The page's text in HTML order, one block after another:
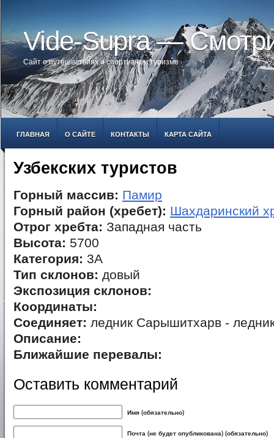
Vide-Supra —
Сайт о путешествиях и спортивном туризме
ГЛАВНАЯ О САЙТЕ КОНТАКТЫ КАРТА САЙТА
Узбекских туристов
Горный массив: Памир
Горный район (хребет): Шахдаринский
Отрог хребта: Западная часть
Высота: 5700
Категория: 3А
Тип склонов: довый
Экспозиция склонов:
Координаты:
Соединяет: ледник Сарышитхарв -
Описание:
Ближайшие перевалы:
Оставить комментарий
Имя (обязательно)
Почта (не будет опубликована) (обязательно)